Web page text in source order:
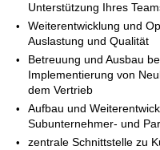
Unterstützung Ihres
Weiterentwicklung und
Auslastung und Qualität
Betreuung und Ausbau
Implementierung von
dem Vertrieb
Aufbau und
Subunternehmer- und
zentrale Schnittstelle zu